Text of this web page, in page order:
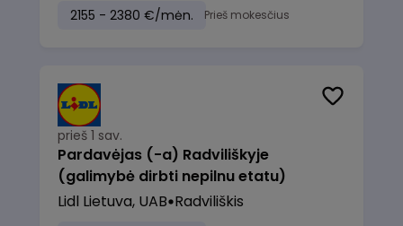
2155 - 2380 €/mėn. Prieš mokesčius
prieš 1 sav.
Pardavėjas (-a) Radviliškyje
(galimybė dirbti nepilnu etatu)
Lidl Lietuva, UAB Radviliškis